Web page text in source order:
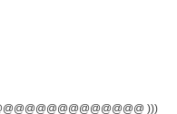
)))